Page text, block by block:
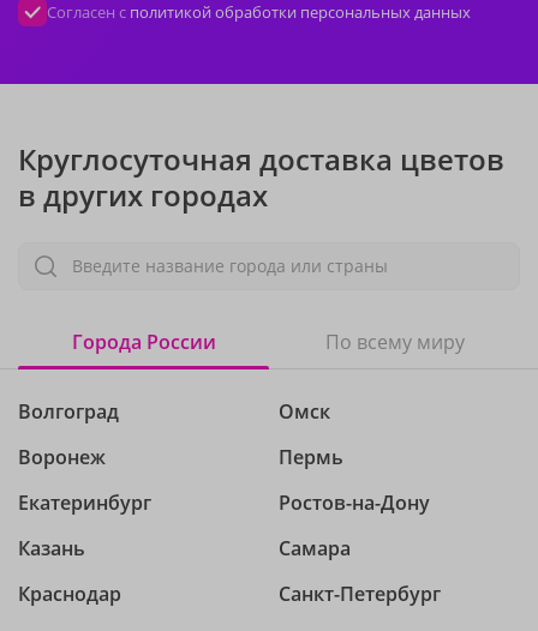
Согласен с политикой обработки персональных данных
Круглосуточная доставка цветов
в других городах
Введите название города или страны
Города России По всему миру
Волгоград
Воронеж
Екатеринбург
Казань
Краснодар
Омск
Пермь
Ростов-на-Дону
Самара
Санкт-Петербург